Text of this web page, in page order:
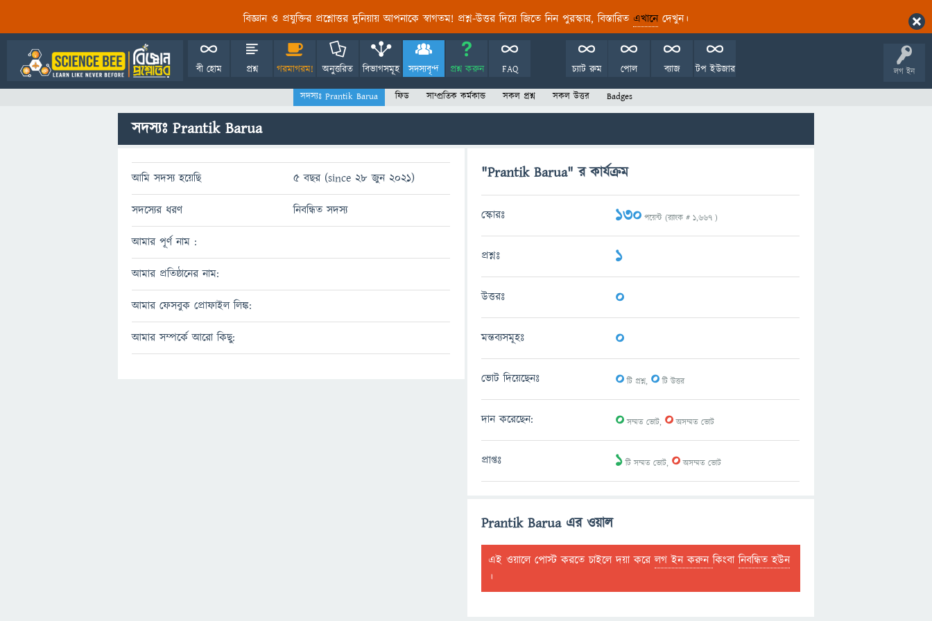
বিজ্ঞান ও প্রযুক্তির প্রশ্নোত্তর দুনিয়ায় আপনাকে স্বাগতম! প্রশ্ন-উত্তর দিয়ে জিতে নিন পুরস্কার, বিস্তারিত এখানেদেখুন।
লগ ইন
বী হোম প্রশ্ন গরমাগরম! অনুত্তরিত বিভাগসমূহ সদস্যবৃন্দ প্রশ্ন করুন FAQ টপ ইউজার
ব্যাজ
পোল
চ্যাট রুম
সদস্যঃ Prantik Barua ফিড সাম্প্রতিক কর্মকান্ড সকল প্রশ্ন সকল উত্তর Badges
সদস্যঃ Prantik Barua
আমি সদস্য হয়েছি 5 বছর (since 28 জুন 2021)
সদস্যের ধরণ নিবন্ধিত সদস্য
আমার পূর্ণ নাম :
আমার প্রতিষ্ঠানের নাম:
আমার ফেসবুক প্রোফাইল লিঙ্ক:
আমার সম্পর্কে আরো কিছু:
"Prantik Barua" র কার্যক্রম
স্কোরঃ 130 পয়েন্ট (র‌্যাংক #1,667 )
প্রশ্নঃ 1
উত্তরঃ 0
মন্তব্যসমূহঃ 0
ভোট দিয়েছেনঃ 0টি প্রশ্ন, 0টি উত্তর
দান করেছেন: 0সম্মত ভোট, 0অসম্মত ভোট
প্রাপ্তঃ 1টি সম্মত ভোট, 0অসম্মত ভোট
Prantik Barua এর ওয়াল
এই ওয়ালে পোস্ট করতে চাইলে দয়া করেলগ ইন করুনকিংবানিবন্ধিত হউন
।